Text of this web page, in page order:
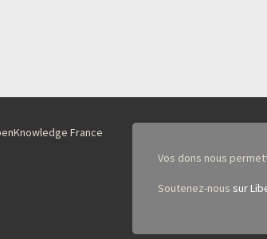
France
Vos dons nous
Soutenez-nous sur